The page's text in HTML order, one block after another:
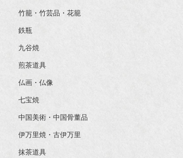
竹籠・竹芸品・花籠
鉄瓶
九谷焼
煎茶道具
仏画・仏像
七宝焼
中国美術・中国骨董品
伊万里焼・古伊万里
抹茶道具